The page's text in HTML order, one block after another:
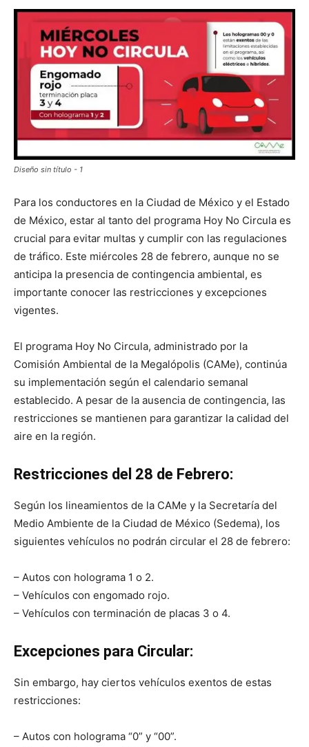
Diseño sin título - 1
Para los conductores en la Ciudad de México y el Estado
de México, estar al tanto del programa Hoy No Circula es
crucial para evitar multas y cumplir con las regulaciones
de tráfico. Este miércoles 28 de febrero, aunque no se
anticipa la presencia de contingencia ambiental, es
importante conocer las restricciones y excepciones
vigentes.
El programa Hoy No Circula, administrado por la
Comisión Ambiental de la Megalópolis (CAMe), continúa
su implementación según el calendario semanal
establecido. A pesar de la ausencia de contingencia, las
restricciones se mantienen para garantizar la calidad del
aire en la región.
Restricciones del 28 de Febrero:
Según los lineamientos de la CAMe y la Secretaría del
Medio Ambiente de la Ciudad de México (Sedema), los
siguientes vehículos no podrán circular el 28 de febrero:
– Autos con holograma 1 o 2.
– Vehículos con engomado rojo.
– Vehículos con terminación de placas 3 o 4.
Excepciones para Circular:
Sin embargo, hay ciertos vehículos exentos de estas
restricciones:
– Autos con holograma “0” y “00”.